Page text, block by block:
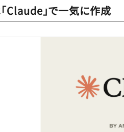
Claude」で一気に作成